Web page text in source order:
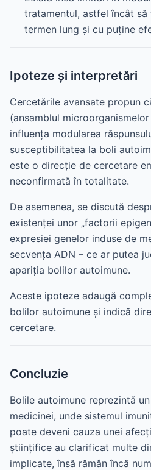
tratamentul, astfel încât
termen lung și cu puține
Ipoteze și interpretări
Cercetările avansate propun
(ansamblul
influența modularea
susceptibilitatea la boli
este o direcție de cercetare
neconfirmată în totalitate.
De asemenea, se discută
existenței unor „factorii
expresiei genelor induse de
secvența ADN – ce ar putea
apariția bolilor autoimune.
Aceste ipoteze adaugă
bolilor autoimune și indică
cercetare.
Concluzie
Bolile autoimune reprezintă
medicinei, unde sistemul
poate deveni cauza unei
științifice au clarificat multe
implicate, însă rămân încă